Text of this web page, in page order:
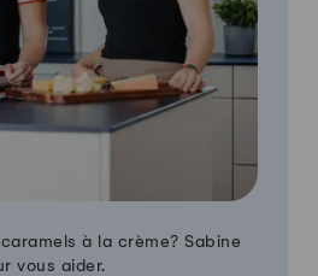
à la crème? Sabine
vous aider.